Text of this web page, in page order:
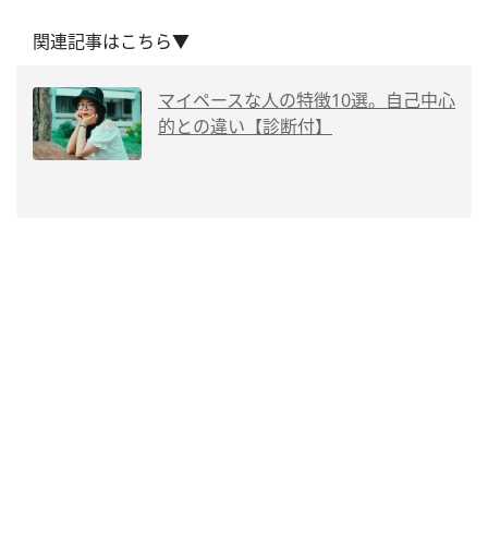
関連記事はこちら▼
マイペースな人の特徴10選。自己中心
的との違い【診断付】